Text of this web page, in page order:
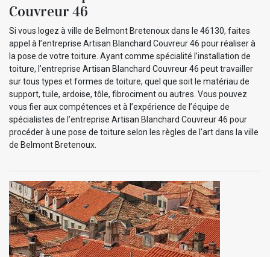
Couvreur 46
Si vous logez à ville de Belmont Bretenoux dans le 46130, faites
appel à l’entreprise Artisan Blanchard Couvreur 46 pour réaliser à
la pose de votre toiture. Ayant comme spécialité l’installation de
toiture, l’entreprise Artisan Blanchard Couvreur 46 peut travailler
sur tous types et formes de toiture, quel que soit le matériau de
support, tuile, ardoise, tôle, fibrociment ou autres. Vous pouvez
vous fier aux compétences et à l’expérience de l’équipe de
spécialistes de l’entreprise Artisan Blanchard Couvreur 46 pour
procéder à une pose de toiture selon les règles de l’art dans la ville
de Belmont Bretenoux.